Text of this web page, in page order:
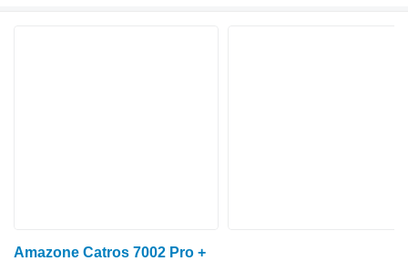
Amazone Catros 7002 Pro +